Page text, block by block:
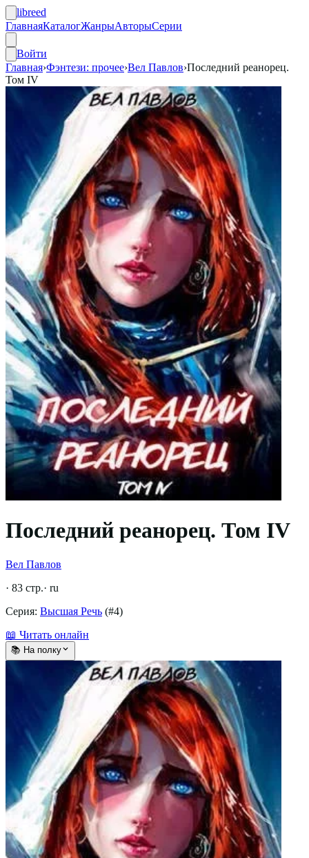
libreed
ГлавнаяКаталогЖанрыАвторыСерии
Войти
Главная›Фэнтези: прочее›Вел Павлов›Последний реанорец.
Том IV
Последний реанорец. Том IV
Вел Павлов
· 83 стр.· ru
Серия: Высшая Речь (#4)
📖 Читать онлайн
📚 На полку